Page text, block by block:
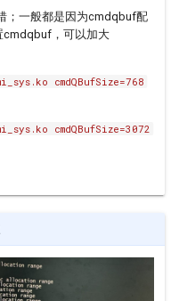
PANEL
RGN
SNR
；一般都是因为cmdqbuf配
cmdqbuf，可以加大
cmdQBufSize=768
cmdQBufSize=3072